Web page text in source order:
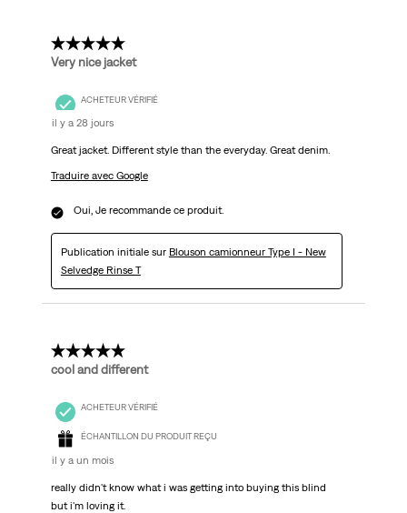
5 étoile(s) sur 5.
Very nice jacket
ACHETEUR VÉRIFIÉ
il y a 28 jours
Great jacket. Different style than the everyday. Great denim.
Traduire avec Google
Oui, Je recommande ce produit.
Publication initiale sur Blouson camionneur Type I - New
Selvedge Rinse T
5 étoile(s) sur 5.
cool and different
ACHETEUR VÉRIFIÉ
ÉCHANTILLON DU PRODUIT REÇU
il y a un mois
really didn't know what i was getting into buying this blind
but i'm loving it.